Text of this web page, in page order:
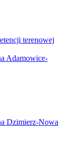
terenowej
Adamowice-
Dzimierz-Nowa